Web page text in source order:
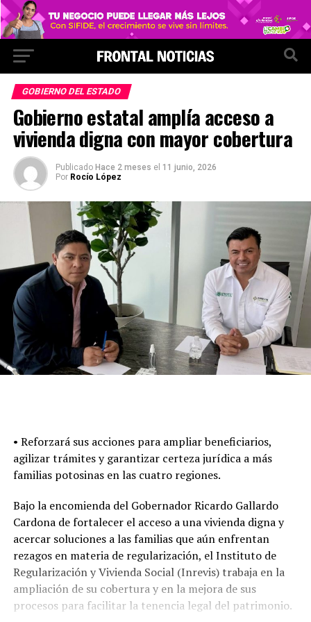
GOBIERNO DEL ESTADO
Gobierno estatal amplía acceso a
vivienda digna con mayor cobertura
Publicado Hace 2 meses el 11 junio, 2026
Por Rocío López
• Reforzará sus acciones para ampliar beneficiarios,
agilizar trámites y garantizar certeza jurídica a más
familias potosinas en las cuatro regiones.
Bajo la encomienda del Gobernador Ricardo Gallardo
Cardona de fortalecer el acceso a una vivienda digna y
acercar soluciones a las familias que aún enfrentan
rezagos en materia de regularización, el Instituto de
Regularización y Vivienda Social (Inrevis) trabaja en la
ampliación de su cobertura y en la mejora de sus
procesos para facilitar la tenencia legal del patrimonio.